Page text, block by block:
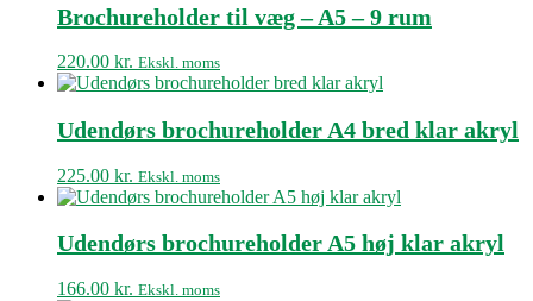
Brochureholder til væg – A5 – 9 rum
220.00 kr. Ekskl. moms
Udendørs brochureholder A4 bred klar akryl
225.00 kr. Ekskl. moms
Udendørs brochureholder A5 høj klar akryl
166.00 kr. Ekskl. moms